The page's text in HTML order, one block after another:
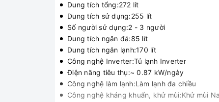
Dung tích tổng:272 lít
Dung tích sử dụng:255 lít
Số người sử dụng:2 - 3 người
Dung tích ngăn đá:85 lít
Dung tích ngăn lạnh:170 lít
Công nghệ Inverter:Tủ lạnh Inverter
Điện năng tiêu thụ:~ 0.87 kW/ngày
Công nghệ làm lạnh:Làm lạnh đa chiều
Công nghệ kháng khuẩn, khử mùi:Khử mùi